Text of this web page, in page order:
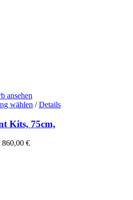
ansehen
wählen Dieses
weist
mehrere
/ Details
Kits, 75cm,
860,00 €